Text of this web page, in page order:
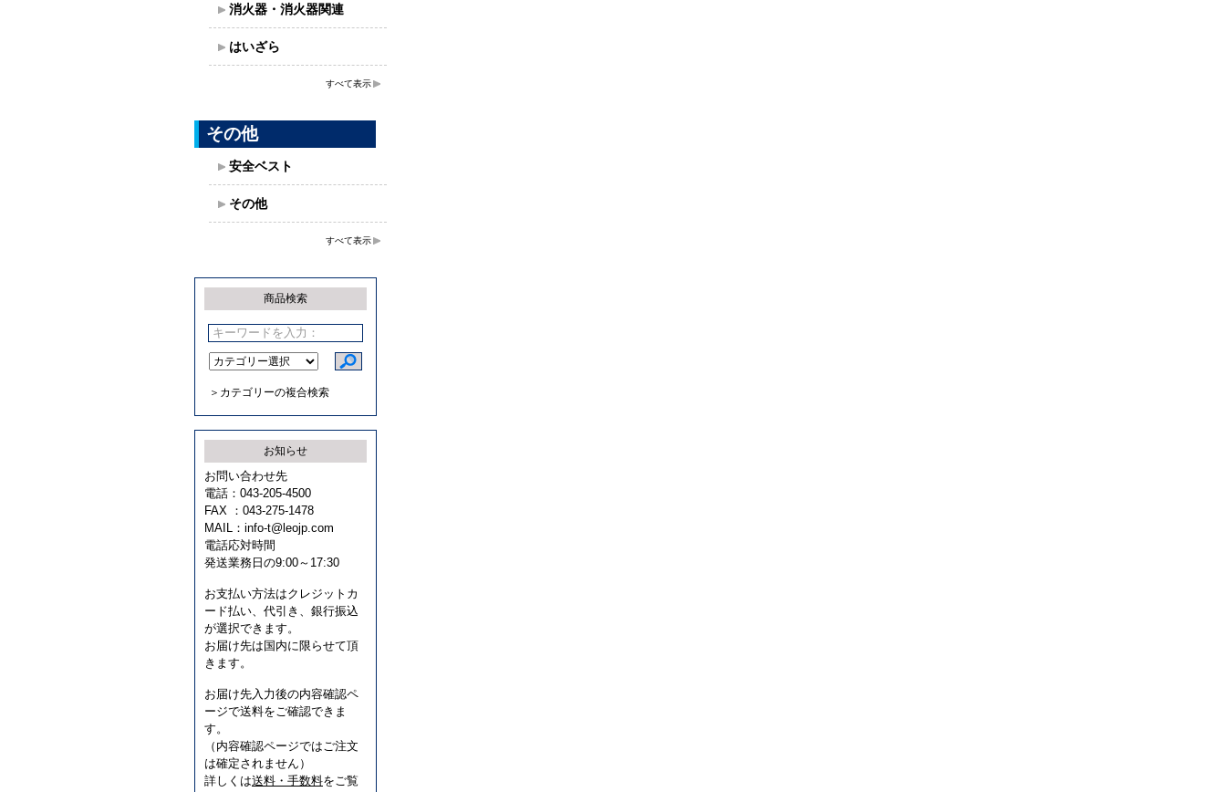
消火器・消火器関連
はいざら
すべて表示
その他
安全ベスト
その他
すべて表示
商品検索
＞カテゴリーの複合検索
お知らせ
お問い合わせ先
電話：043-205-4500
FAX ：043-275-1478
MAIL： info-t@leojp.com
電話応対時間
発送業務日の9:00～17:30
お支払い方法はクレジットカ
ード払い、代引き、銀行振込
が選択できます。
お届け先は国内に限らせて頂
きます。
お届け先入力後の内容確認ペ
ージで送料をご確認できま
す。
（内容確認ページではご注文
は確定されません）
詳しくは送料・手数料をご覧